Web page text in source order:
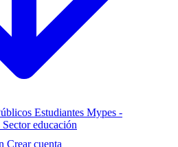
Estudiantes Mypes -
Sector educación
Crear cuenta